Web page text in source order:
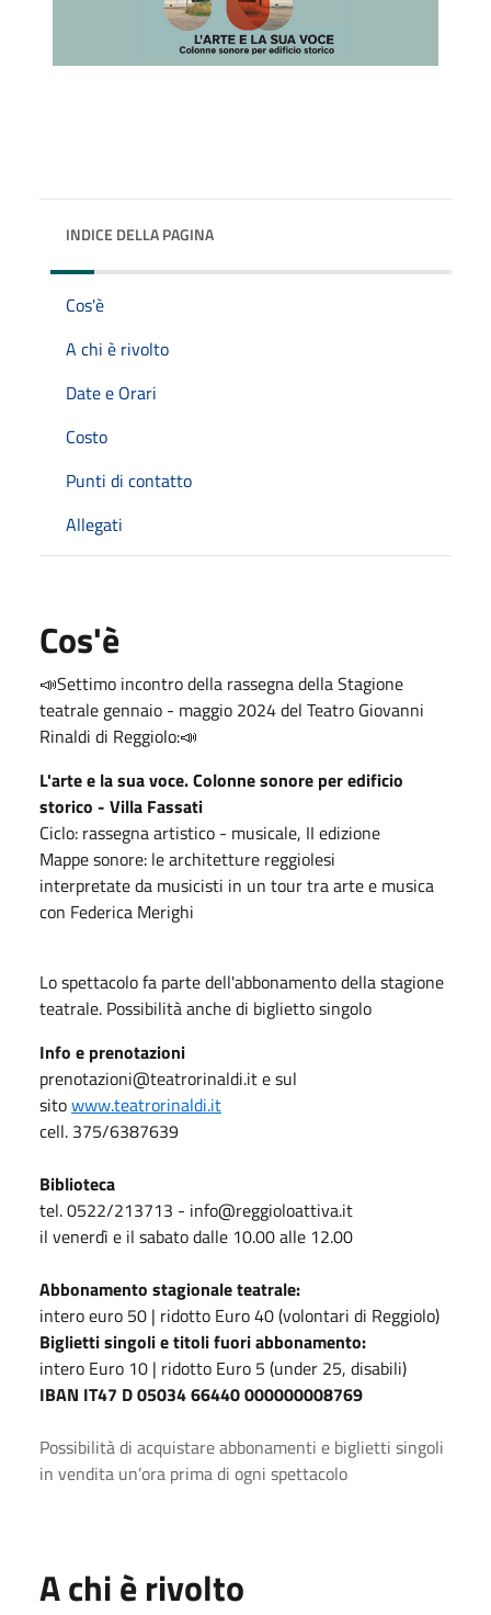
INDICE DELLA PAGINA
Cos'è
A chi è rivolto
Date e Orari
Costo
Punti di contatto
Allegati
Cos'è
📣Settimo incontro della rassegna della Stagione
teatrale gennaio - maggio 2024 del Teatro Giovanni
Rinaldi di Reggiolo:📣
L'arte e la sua voce. Colonne sonore per edificio
storico - Villa Fassati
Ciclo: rassegna artistico - musicale, II edizione
Mappe sonore: le architetture reggiolesi
interpretate da musicisti in un tour tra arte e musica
con Federica Merighi
Lo spettacolo fa parte dell'abbonamento della stagione
teatrale. Possibilità anche di biglietto singolo
Info e prenotazioni
prenotazioni@teatrorinaldi.it e sul
sitowww.teatrorinaldi.it
cell. 375/6387639
Biblioteca
tel. 0522/213713 - info@reggioloattiva.it
il venerdì e il sabato dalle 10.00 alle 12.00
Abbonamento stagionale teatrale:
intero euro 50 | ridotto Euro 40 (volontari di Reggiolo)
Biglietti singoli e titoli fuori abbonamento:
intero Euro 10 | ridotto Euro 5 (under 25, disabili)
IBAN IT47 D 05034 66440 000000008769
Possibilità di acquistare abbonamenti e biglietti singoli
in vendita un’ora prima di ogni spettacolo
A chi è rivolto